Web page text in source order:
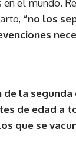
el mundo.
“no los
la segunda
de edad a
que se